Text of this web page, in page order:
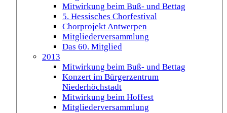
Mitwirkung beim Buß- und Bettag
5. Hessisches Chorfestival
Chorprojekt Antwerpen
Mitgliederversammlung
Das 60. Mitglied
2013
Mitwirkung beim Buß- und Bettag
Konzert im Bürgerzentrum
Niederhöchstadt
Mitwirkung beim Hoffest
Mitgliederversammlung